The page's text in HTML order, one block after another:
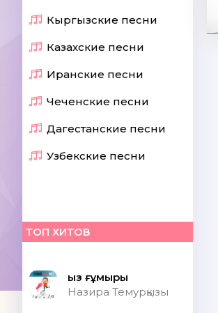
Кыргызские песни
Казахские песни
Иранские песни
Чеченские песни
Дагестанские песни
Узбекские песни
ТОП ХИТОВ
Қыз ғұмыры
Назира Темурқызы